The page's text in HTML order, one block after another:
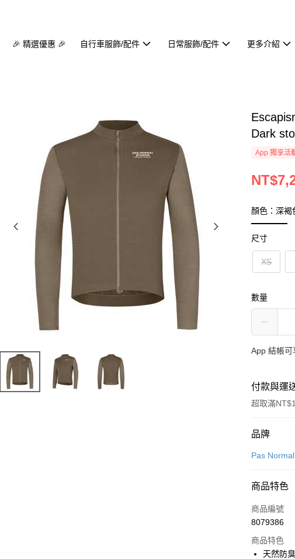
🎉 精選優惠 🎉 自行車服飾/配件 日常服飾/配件 更多介紹
Dark
App 獨享活
顏色：深褐
尺寸
XS
數量
App 結帳可
付款與運
超取滿
付款方式
信用卡一次
Apple Pay
Google Pay
品牌
Pas
商品特色
商品編號
8079386
商品特色
天然防臭